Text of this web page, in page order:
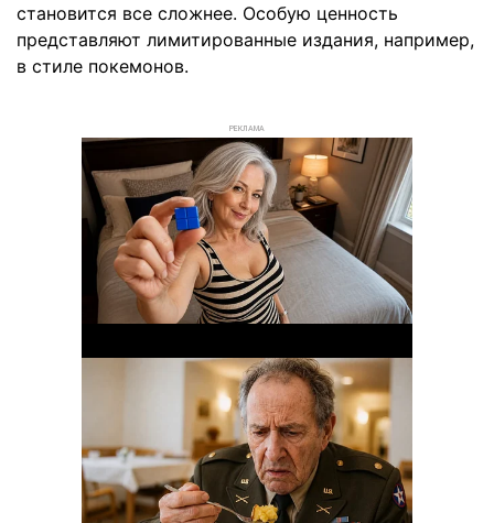
становится все сложнее. Особую ценность
представляют лимитированные издания, например,
в стиле покемонов.
РЕКЛАМА